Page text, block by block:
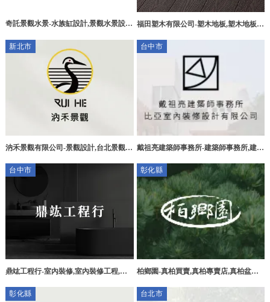
奇託景觀水景-水族缸設計,景觀水景設
福田塑木有限公司-塑木地板,塑木地板安
新北市
汭禾景觀有限公司-景觀設計,台北景觀設
設計,淡水區景觀園藝工程
台中市
戴祖亮建築師事務所-建築師事務所,建築
中區建築師事務所
台中市
鼎竑工程行-室內裝修,室內裝修工程,泥
彰化縣
柏鄉園-真柏買賣,真柏專賣店,真柏盆栽
尾真柏買賣
彰化縣 台北市